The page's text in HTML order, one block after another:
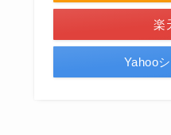
楽
Yahoo